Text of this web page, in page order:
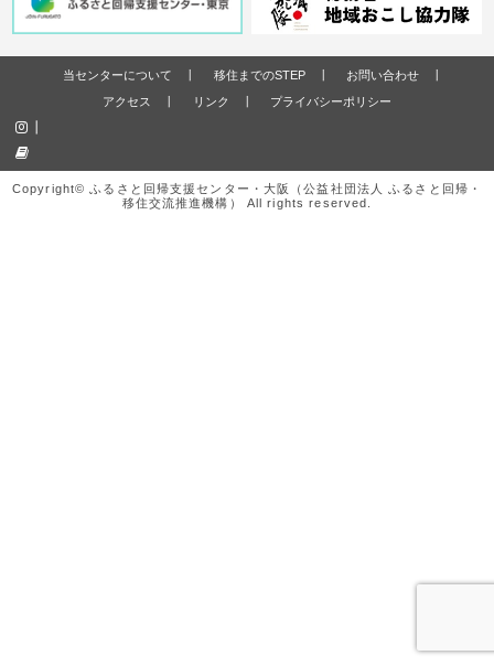
当センターについて 移住までのSTEP
お問い合わせ
アクセス
リンク プライバシーポリシー
Copyright© ふるさと回帰支援センター・大阪（公益社団法人 ふるさと回帰・
移住交流推進機構） All rights reserved.